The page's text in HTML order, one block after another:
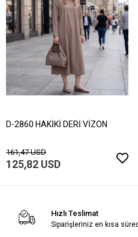
D-2860 HAKİKİ DERİ VİZON
161,47 USD
125,82 USD
Hızlı Teslimat
Siparişleriniz en kısa